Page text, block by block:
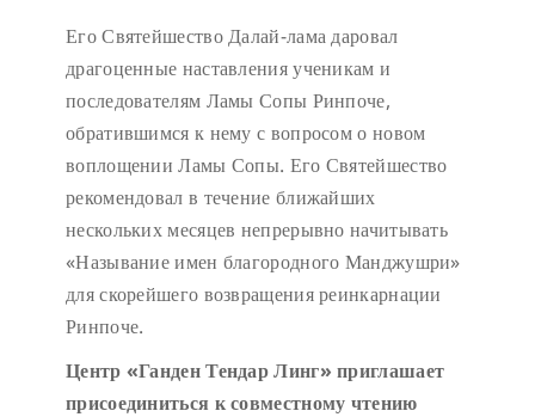
Его Святейшество Далай-лама даровал
драгоценные наставления ученикам и
последователям Ламы Сопы Ринпоче,
обратившимся к нему с вопросом о новом
воплощении Ламы Сопы. Его Святейшество
рекомендовал в течение ближайших
нескольких месяцев непрерывно начитывать
«Называние имен благородного Манджушри»
для скорейшего возвращения реинкарнации
Ринпоче.
Центр «Ганден Тендар Линг» приглашает
присоединиться к совместному чтению